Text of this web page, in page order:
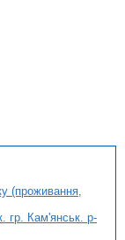
(проживання,
гр. Кам'янськ. р-